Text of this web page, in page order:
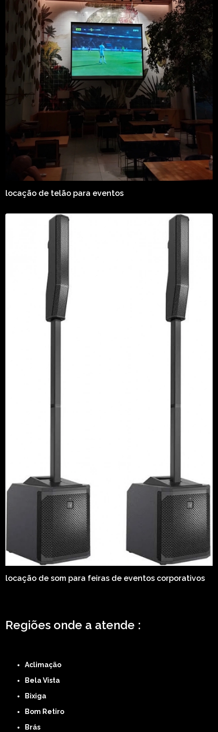
locação de telão para eventos
locação de som para feiras de eventos corporativos
Regiões onde a atende :
Aclimação
Bela Vista
Bixiga
Bom Retiro
Brás